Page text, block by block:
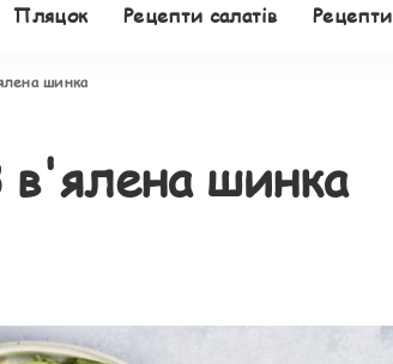
Пляцок Рецепти салатів Рецепти
шинка
шинка